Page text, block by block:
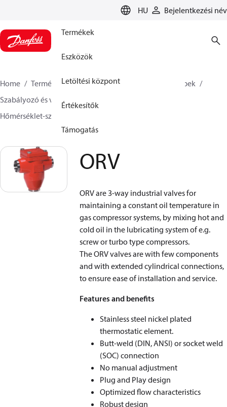
HU Bejelentkezési név
Termékek
Eszközök
Letöltési központ
Értékesítők
Támogatás
Home Termékek Climate Solutions Hűtés
Szelepek
Szabályozó és vezérlő szelepek
Hőmérséklet-szabályozó szelepek
ORV
ORV are 3-way industrial valves for
maintaining a constant oil temperature in
gas compressor systems, by mixing hot and
cold oil in the lubricating system of e.g.
screw or turbo type compressors.
The ORV valves are with few components
and with extended cylindrical connections,
to ensure ease of installation and service.
Features and benefits
Stainless steel nickel plated
thermostatic element.
Butt-weld (DIN, ANSI) or socket weld
(SOC) connection
No manual adjustment
Plug and Play design
Optimized flow characteristics
Robust design